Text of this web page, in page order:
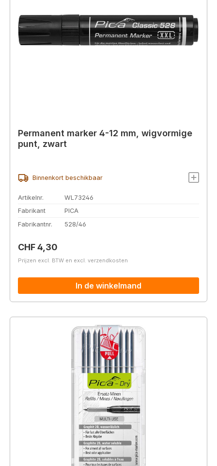
Permanent marker 4-12 mm, wigvormige
punt, zwart
Binnenkort beschikbaar
Artikelnr.
WL73246
Fabrikant
PICA
Fabrikantnr.
528/46
Normale prijs:
CHF 4,30
Prijzen excl. BTW en excl. verzendkosten
In de winkelmand